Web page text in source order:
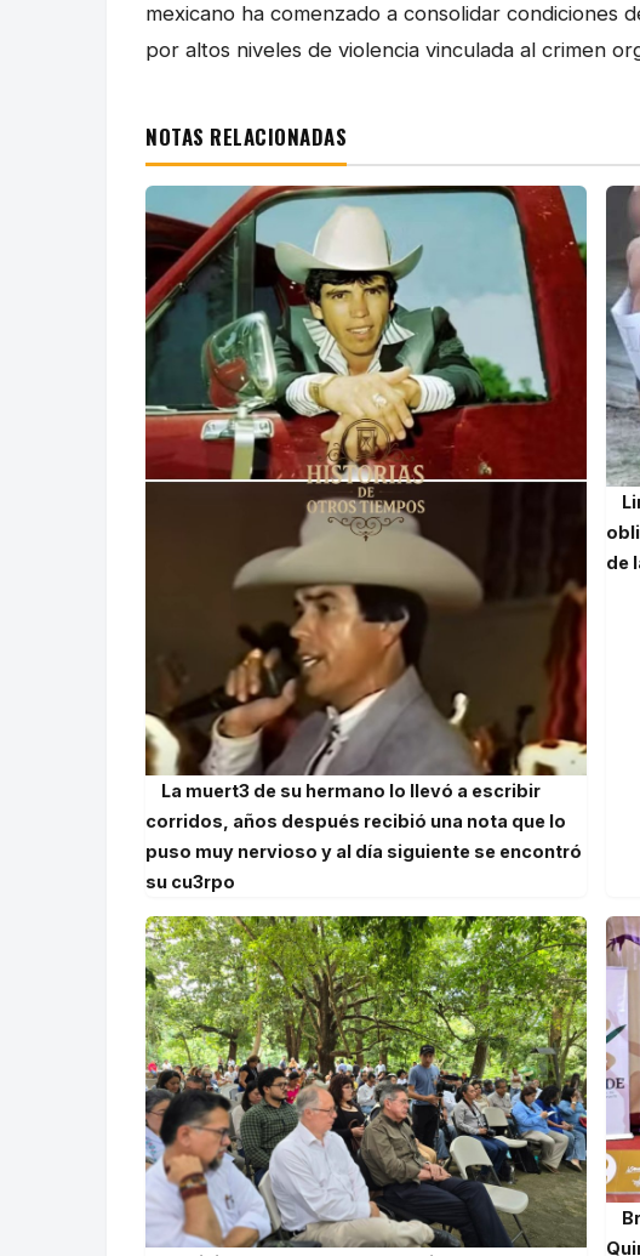
mexicano ha comenzado a consolidar condiciones
por altos niveles de violencia vinculada al crimen
NOTAS RELACIONADAS
La muert3 de su hermano lo llevó a escribir
corridos, años después recibió una nota que lo
puso muy nervioso y al día siguiente se encontró
su cu3rpo
de